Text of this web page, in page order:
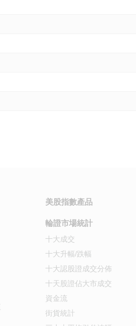
美股指數產品
輪證市場統計
十大成交
十大升幅/跌幅
十大認股證成交分佈
十天股證佔大市成交
資金流
街貨統計